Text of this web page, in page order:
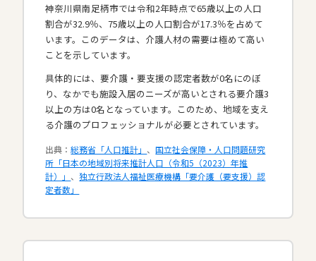
神奈川県南足柄市では令和2年時点で65歳以上の人口
割合が32.9％、75歳以上の人口割合が17.3％を占めて
います。このデータは、介護人材の需要は極めて高い
ことを示しています。
具体的には、要介護・要支援の認定者数が0名にのぼ
り、なかでも施設入居のニーズが高いとされる要介護3
以上の方は0名となっています。このため、地域を支え
る介護のプロフェッショナルが必要とされています。​
出典：総務省「人口推計」 、国立社会保障・人口問題研究
所「日本の地域別将来推計人口（令和5（2023）年推
計）」 、独立行政法人福祉医療機構「要介護（要支援）認
定者数」